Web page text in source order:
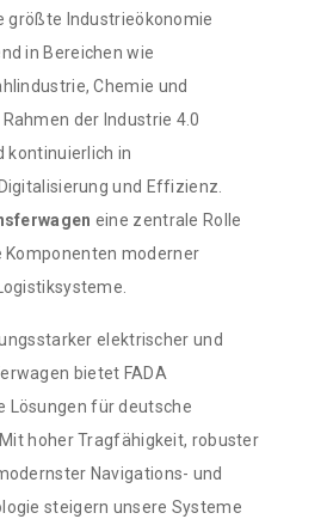
größte Industrieökonomie
in Bereichen wie
Chemie und
der Industrie 4.0
kontinuierlich in
und Effizienz.
eine zentrale Rolle
moderner
elektrischer und
bietet FADA
Lösungen für deutsche
hoher Tragfähigkeit, robuster
Navigations- und
steigern unsere Systeme